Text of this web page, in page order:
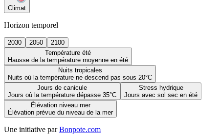
Climat
Horizon temporel
2030 2050
2100
Température été
Hausse de la température moyenne en été
Nuits tropicales
Nuits où la température ne descend pas sous 20°C
Jours de canicule
Jours où la température dépasse 35°C
Stress hydrique
Jours avec sol sec en été
Élévation niveau mer
Élévation prévue du niveau de la mer
Une initiative par Bonpote.com